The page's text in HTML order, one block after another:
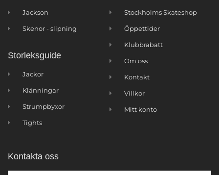
Jackson
Skenor - slipning
Storleksguide
Jackor
Klänningar
Strumpbyxor
Tights
Stockholms Skateshop
Öppettider
Klubbrabatt
Om oss
Kontakt
Villkor
Mitt konto
Kontakta oss